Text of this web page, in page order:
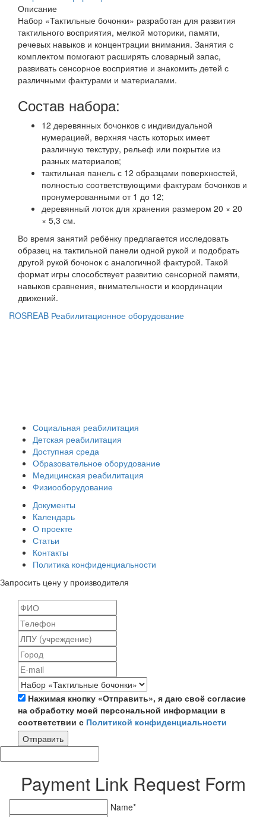
Описание
Набор «Тактильные бочонки» разработан для развития
тактильного восприятия, мелкой моторики, памяти,
речевых навыков и концентрации внимания. Занятия с
комплектом помогают расширять словарный запас,
развивать сенсорное восприятие и знакомить детей с
различными фактурами и материалами.
Состав набора:
12 деревянных бочонков с индивидуальной
нумерацией, верхняя часть которых имеет
различную текстуру, рельеф или покрытие из
разных материалов;
тактильная панель с 12 образцами поверхностей,
полностью соответствующими фактурам бочонков и
пронумерованными от 1 до 12;
деревянный лоток для хранения размером 20 × 20
× 5,3 см.
Во время занятий ребёнку предлагается исследовать
образец на тактильной панели одной рукой и подобрать
другой рукой бочонок с аналогичной фактурой. Такой
формат игры способствует развитию сенсорной памяти,
навыков сравнения, внимательности и координации
движений.
ROSREAB Реабилитационное оборудование
Социальная реабилитация
Детская реабилитация
Доступная среда
Образовательное оборудование
Медицинская реабилитация
Физиооборудование
Документы
Календарь
О проекте
Статьи
Контакты
Политика конфиденциальности
Запросить цену у производителя
Нажимая кнопку «Отправить», я даю своё согласие
на обработку моей персональной информации в
соответствии с Политикой конфиденциальности
Отправить
Payment Link Request Form
Name*